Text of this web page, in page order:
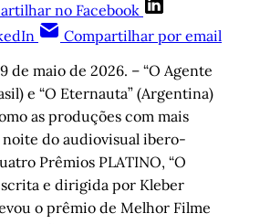
no Facebook
Compartilhar por email
de maio de 2026. – “O Agente
e “O Eternauta” (Argentina)
as produções com mais
do audiovisual ibero-
Prêmios PLATINO, “O
e dirigida por Kleber
o prêmio de Melhor Filme